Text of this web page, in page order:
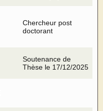
Chercheur post
doctorant
Soutenance de
Thèse le 17/12/2025